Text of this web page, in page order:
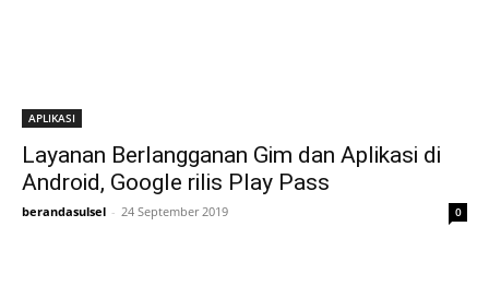
APLIKASI
Layanan Berlangganan Gim dan Aplikasi di
Android, Google rilis Play Pass
berandasulsel - 24 September 2019 0